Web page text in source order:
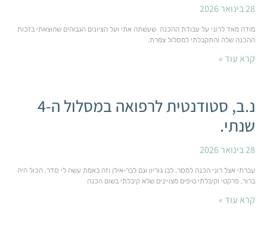
28 בינואר 2026
מודה מאד לרוני על עבודת ההכנה שעשתה אתי ועל הציונים הגבוהים שהוצאתי בזכות
ההכנה שלה והתקבלתי למסלול צמרת.
קרא עוד »
נ.ב, סטודנטית לרפואה במסלול ה-4
שנתי.
28 בינואר 2026
עברתי אצל רוני הכנה למסר, לבן גוריון וגם לבר‑אילן וזה באמת עשה לי סדר. הכול היה
ברור, פרקטי וקיבלתי טיפים מצויינים שלא קיבלתי בשום הכנה
קרא עוד »